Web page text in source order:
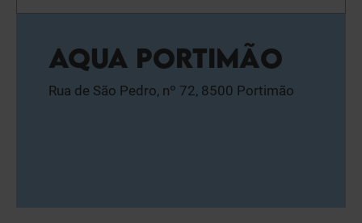
AQUA PORTIMÃO
Rua de São Pedro, nº 72, 8500 Portimão